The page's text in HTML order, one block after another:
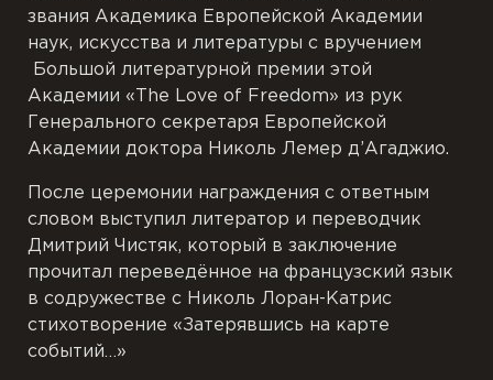
звания Академика Европейской Академии
наук, искусства и литературы с вручением
Большой литературной премии этой
Академии «The Love of Freedom» из рук
Генерального секретаря Европейской
Академии доктора Николь Лемер д’Агаджио.
После церемонии награждения с ответным
словом выступил литератор и переводчик
Дмитрий Чистяк, который в заключение
прочитал переведённое на французский язык
в содружестве с Николь Лоран-Катрис
стихотворение «Затерявшись на карте
событий…»